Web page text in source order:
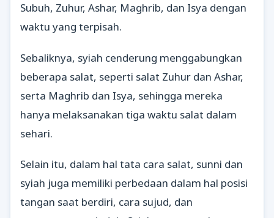
Subuh, Zuhur, Ashar, Maghrib, dan Isya dengan
waktu yang terpisah.
Sebaliknya, syiah cenderung menggabungkan
beberapa salat, seperti salat Zuhur dan Ashar,
serta Maghrib dan Isya, sehingga mereka
hanya melaksanakan tiga waktu salat dalam
sehari.
Selain itu, dalam hal tata cara salat, sunni dan
syiah juga memiliki perbedaan dalam hal posisi
tangan saat berdiri, cara sujud, dan